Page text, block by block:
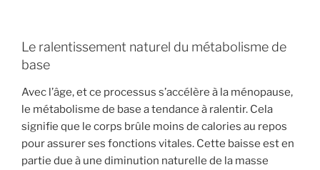
Le ralentissement naturel du métabolisme de
base
Avec l’âge, et ce processus s’accélère à la ménopause,
le métabolisme de base a tendance à ralentir. Cela
signifie que le corps brûle moins de calories au repos
pour assurer ses fonctions vitales. Cette baisse est en
partie due à une diminution naturelle de la masse